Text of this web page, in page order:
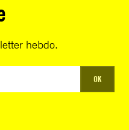
hebdo.
OK